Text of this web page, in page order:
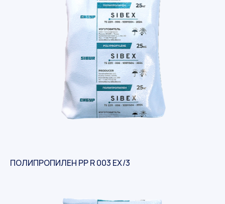
ПОЛИПРОПИЛЕН PP R 003 EX/3